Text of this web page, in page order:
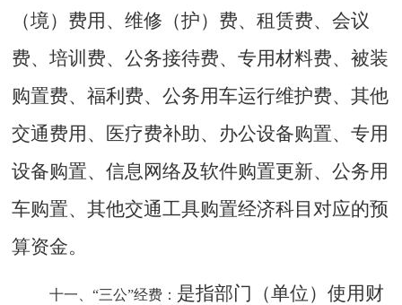
（境）费用、维修（护）费、租赁费、会议
费、培训费、公务接待费、专用材料费、被装
购置费、福利费、公务用车运行维护费、其他
交通费用、医疗费补助、办公设备购置、专用
设备购置、信息网络及软件购置更新、公务用
车购置、其他交通工具购置经济科目对应的预
算资金。
十一、“三公”经费： 是指部门（单位）使用财